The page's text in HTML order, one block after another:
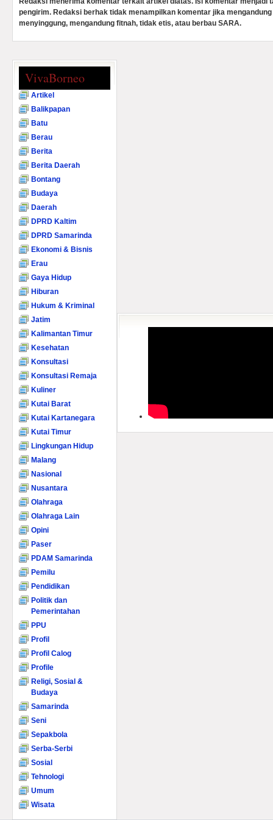
pengirim. Redaksi berhak tidak menampilkan komentar jika
menyinggung, mengandung fitnah, tidak etis, atau berbau SARA.
VivaBorneo
Artikel
Balikpapan
Batu
Berau
Berita
Berita Daerah
Bontang
Budaya
Daerah
DPRD Kaltim
DPRD Samarinda
Ekonomi & Bisnis
Erau
Gaya Hidup
Hiburan
Hukum & Kriminal
Jatim
Kalimantan Timur
Kesehatan
Konsultasi
Konsultasi Remaja
Kuliner
Kutai Barat
Kutai Kartanegara
Kutai Timur
Lingkungan Hidup
Malang
Nasional
Nusantara
Olahraga
Olahraga Lain
Opini
Paser
PDAM Samarinda
Pemilu
Pendidikan
Politik dan
Pemerintahan
PPU
Profil
Profil Calog
Profile
Religi, Sosial &
Budaya
Samarinda
Seni
Sepakbola
Serba-Serbi
Sosial
Tehnologi
Umum
Wisata